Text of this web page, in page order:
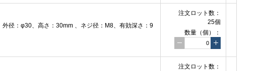
径：φ30、高さ：30mm 、ネジ径：M8、有効深さ：9
注文ロット数：
25個
数量（個）：
注文ロット数：